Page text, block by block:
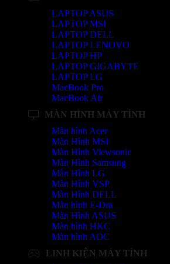
LAPTOP ASUS
LAPTOP MSI
LAPTOP DELL
LAPTOP LENOVO
LAPTOP HP
LAPTOP GIGABYTE
LAPTOP LG
MacBook Pro
MacBook Air
MÀN HÌNH MÁY TÍNH
Màn hình Acer
Màn Hình MSI
Màn Hình Viewsonic
Màn Hình Samsung
Màn Hình LG
Màn Hình VSP
Màn Hình DELL
Màn hình E-Dra
Màn Hình ASUS
Màn hình HKC
Màn hình AOC
LINH KIỆN MÁY TÍNH